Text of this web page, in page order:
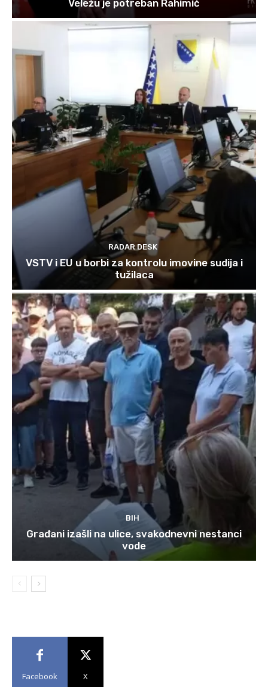
Veležu je potreban Rahimić
RADAR DESK
VSTV i EU u borbi za kontrolu imovine sudija i
tužilaca
BIH
Građani izašli na ulice, svakodnevni nestanci
vode
Facebook X